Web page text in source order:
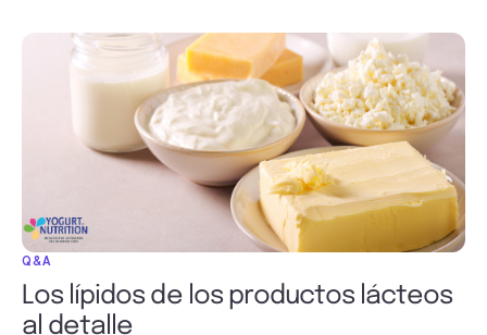
Q&A
Los lípidos de los productos lácteos
al detalle